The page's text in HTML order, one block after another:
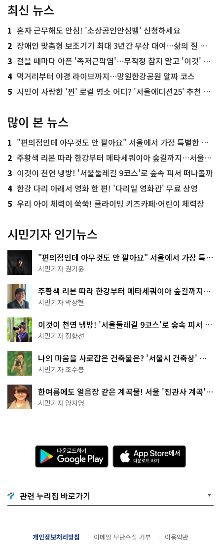
최신 뉴스
1 혼자 근무해도 안심! '소상공인안심벨' 신청하세요
2 장애인 맞춤형 보조기기 최대 3년간 무상 대여…삶의 질 높인다
3 걸을 때마다 아픈 '족저근막염'…무작정 참지 말고 '이것' 해보세요!
4 먹거리부터 야경 라이브까지…망원한강공원 알짜 코스
5 시민이 사랑한 '찐' 로컬 명소 어디? '서울에디션25' 추천 코스
많이 본 뉴스
1 "편의점인데 아무것도 안 팔아요" 서울에서 가장 특별한 편의점의 정체
2 주황색 리본 따라 한강부터 메타세쿼이아 숲길까지…서울둘레길 15코스
3 이것이 천연 냉방! '서울둘레길 9코스'로 숲속 피서 떠나볼까
4 한강 다리 아래서 영화 한 편! '다리밑 영화관' 무료 상영
5 우리 아이 체력이 쑥쑥! 클라이밍 키즈카페·어린이 체력장
시민기자 인기뉴스
"편의점인데 아무것도 안 팔아요" 서울에서 가장 특별
한 편의점의 정체
시민기자 권기윤
주황색 리본 따라 한강부터 메타세쿼이아 숲길까지…
서울둘레길 15코스
시민기자 박상현
이것이 천연 냉방! '서울둘레길 9코스'로 숲속 피서 떠
나볼까
시민기자 정향선
나의 마음을 사로잡은 건축물은? '서울시 건축상' 수
상작 공개!
시민기자 조수봉
한여름에도 얼음장 같은 계곡물! 서울 '진관사 계곡'이
천국이네~
시민기자 양지영
다
운
로
기
G
o
g
l
e
A
p
p
e
서
다
운
관련 누리집 바로가기
개인정보처리방침 이메일 무단수집 거부
이용약관